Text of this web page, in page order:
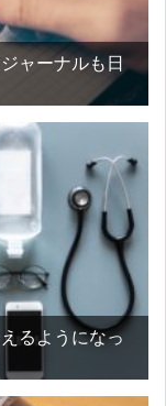
ャーナルも日
るようになっ